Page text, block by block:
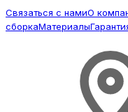
Связаться с намиО
сборкаМатериалы